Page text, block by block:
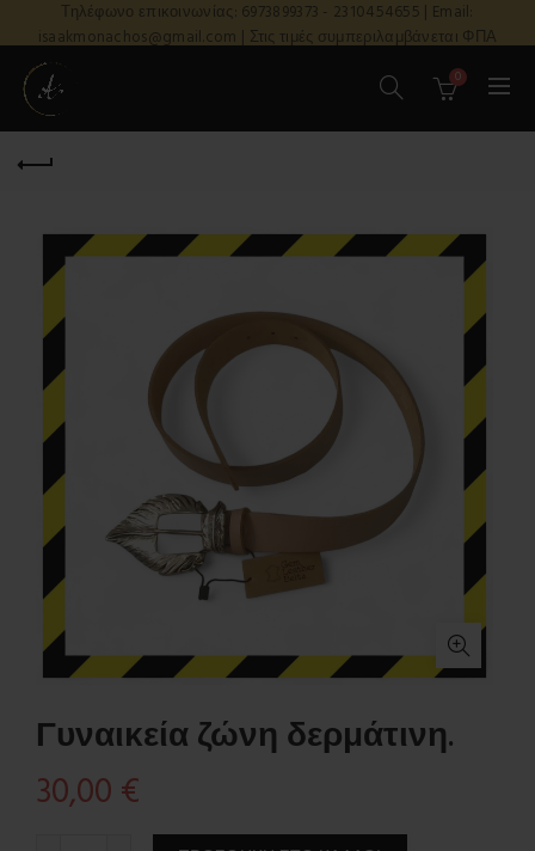
Τηλέφωνο επικοινωνίας: 6973899373 - 2310454655 | Email:
isaakmonachos@gmail.com | Στις τιμές συμπεριλαμβάνεται ΦΠΑ
0
Γυναικεία ζώνη δερμάτινη.
30,00 €